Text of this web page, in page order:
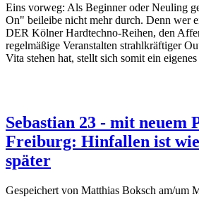
Eins vorweg: Als Beginner oder Neuling
On" beileibe nicht mehr durch. Denn wer
DER Kölner Hardtechno-Reihen, den
regelmäßige Veranstalten strahlkräftiger
Vita stehen hat, stellt sich somit ein
Sebastian 23 - mit neuem
Freiburg: Hinfallen ist
später
Gespeichert von Matthias Boksch am/um